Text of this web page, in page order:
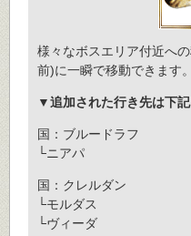
様々なボスエリア付近へ
前)に一瞬で移動できます。
▼追加された行き先は下記
国：ブルードラフ
└ニアパ
国：クレルダン
└モルダス
└ヴィーダ